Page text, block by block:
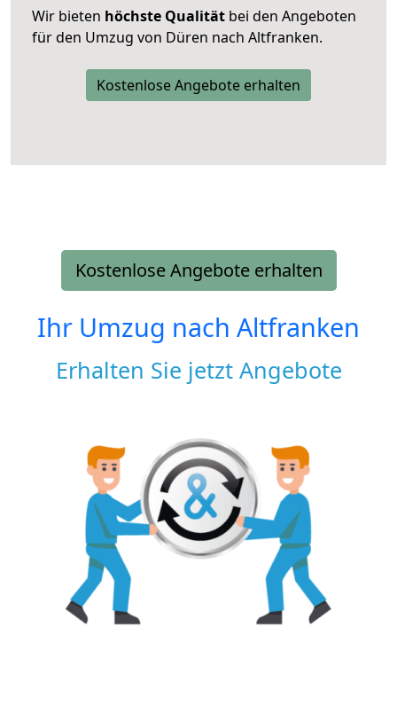
Wir bieten höchste Qualität bei den Angeboten
für den Umzug von Düren nach Altfranken.
Kostenlose Angebote erhalten
Kostenlose Angebote erhalten
Ihr Umzug nach Altfranken
Erhalten Sie jetzt Angebote